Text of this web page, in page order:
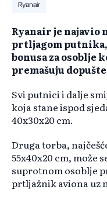
Ryanair
Ryanair je najavio
prtljagom
bonusa za osoblje
premašuju
Svi putnici i dalje
koja stane ispod
40x30x20 cm.
Druga torba,
55x40x20 cm, može
suprotnom osoblje
prtljažnik aviona uz